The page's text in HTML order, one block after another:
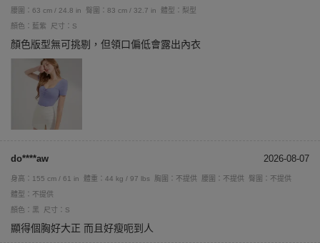
腰圍：63 cm / 24.8 in
臀圍：83 cm / 32.7 in
體型：梨型
顏色：藍紫
尺寸：S
顏色版型無可挑剔，但領口偏低會露出內衣
do****aw 2026-08-07
身高：155 cm / 61 in 體重：44 kg / 97 lbs 胸圍：不提供 腰圍：不提供
臀圍：不提供
體型：不提供
顏色：黑
尺寸：S
顯得個胸好大正 而且好瘦呃到人